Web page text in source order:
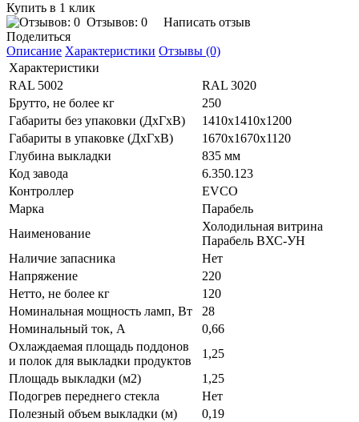
Купить в 1 клик
Отзывов: 0
Написать отзыв
Поделиться
Описание Характеристики Отзывы (0)
Характеристики
RAL 5002
RAL 3020
Брутто, не более кг
250
Габариты без упаковки (ДхГхВ)
1410х1410х1200
Габариты в упаковке (ДхГхВ)
1670х1670х1120
Глубина выкладки
835 мм
Код завода
6.350.123
Контроллер
EVCO
Марка
Парабель
Наименование
Холодильная витрина
Парабель ВХС-УН
Наличие запасника
Нет
Напряжение
220
Нетто, не более кг
120
Номинальная мощность ламп, Вт
28
Номинальный ток, A
0,66
Охлаждаемая площадь поддонов
и полок для выкладки продуктов
1,25
Площадь выкладки (м2)
1,25
Подогрев переднего стекла
Нет
Полезный объем выкладки (м)
0,19